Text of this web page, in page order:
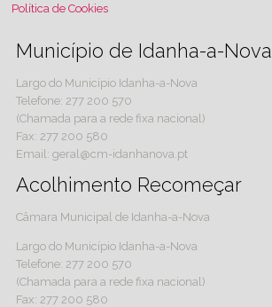
Política de Cookies
Município de Idanha-a-Nova
Largo do Município Idanha-a-Nova
Telefone: 277 200 570
(Chamada para a rede fixa nacional)
Fax: 277 200 580
Email: geral@cm-idanhanova.pt
Acolhimento Recomeçar
Câmara Municipal de Idanha-a-Nova
Largo do Município Idanha-a-Nova
Telefone: 277 200 570
(Chamada para a rede fixa nacional)
Fax: 277 200 580